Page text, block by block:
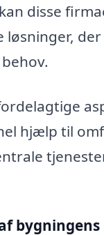
disse
hjælp til
bygningens